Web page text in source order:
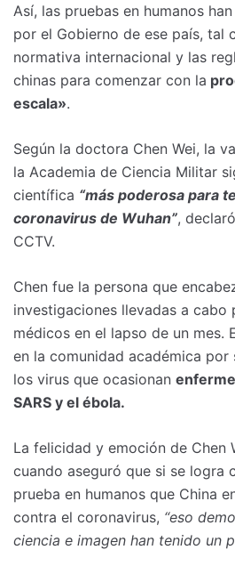
Así, las pruebas en humanos
por el Gobierno de ese país, tal
normativa internacional y las
chinas para comenzar con la
escala».
Según la doctora Chen Wei, la
la Academia de Ciencia Militar
científica “más poderosa para
coronavirus de Wuhan”,
CCTV.
Chen fue la persona que
investigaciones llevadas a cabo
médicos en el lapso de un mes.
en la comunidad académica por
los virus que ocasionan
SARS y el ébola.
La felicidad y emoción de Chen
cuando aseguró que si se logra
prueba en humanos que China
contra el coronavirus, “eso
ciencia e imagen han tenido un